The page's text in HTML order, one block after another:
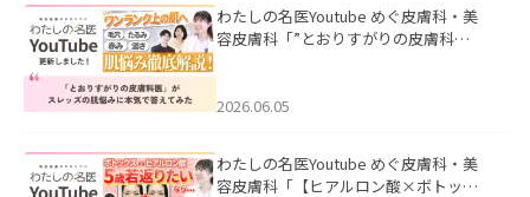
わたしの名医Youtube めぐ皮膚科・美
容皮膚科「”とおりすがりの皮膚科
2026.06.05
わたしの名医Youtube めぐ皮膚科・美
容皮膚科「【ヒアルロン酸×ボトック